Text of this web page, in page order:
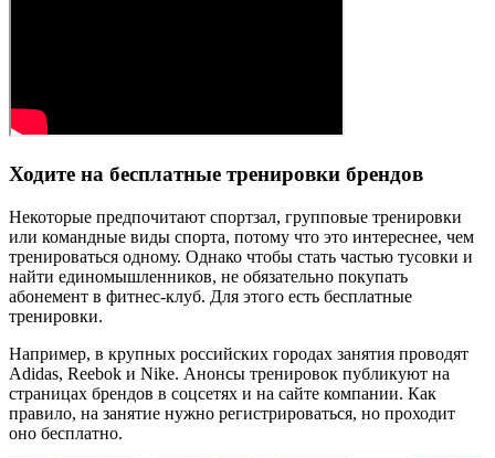
Ходите на бесплатные тренировки брендов
Некоторые предпочитают спортзал, групповые тренировки
или командные виды спорта, потому что это интереснее, чем
тренироваться одному. Однако чтобы стать частью тусовки и
найти единомышленников, не обязательно покупать
абонемент в фитнес-клуб. Для этого есть бесплатные
тренировки.
Например, в крупных российских городах занятия проводят
Adidas, Reebok и Nike. Анонсы тренировок публикуют на
страницах брендов в соцсетях и на сайте компании. Как
правило, на занятие нужно регистрироваться, но проходит
оно бесплатно.